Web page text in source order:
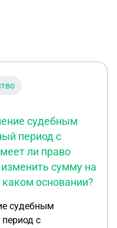
судебным
период с
ли право
сумму на
основании?
судебным
с